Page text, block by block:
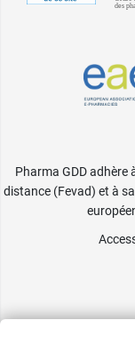
Pharma GDD adhère
distance (Fevad) et à